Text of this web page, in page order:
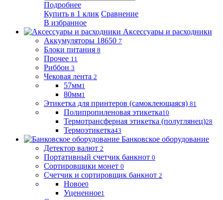
Подробнее
Купить в 1 клик Сравнение
В избранное
Аксессуары и расходники
Аккумуляторы 18650 7
Блоки питания 8
Прочее 11
Риббон 3
Чековая лента 2
57мм1
80мм1
Этикетка для принтеров (самоклеющаяся) 81
Полипропиленовая этикетка10
Термотрансферная этикетка (полуглянец)28
Термоэтикетка43
Банковское оборудование
Детектор валют 2
Портативный счетчик банкнот 0
Сортировщики монет 0
Счетчик и сортировщик банкнот 2
Новое0
Уцененное1